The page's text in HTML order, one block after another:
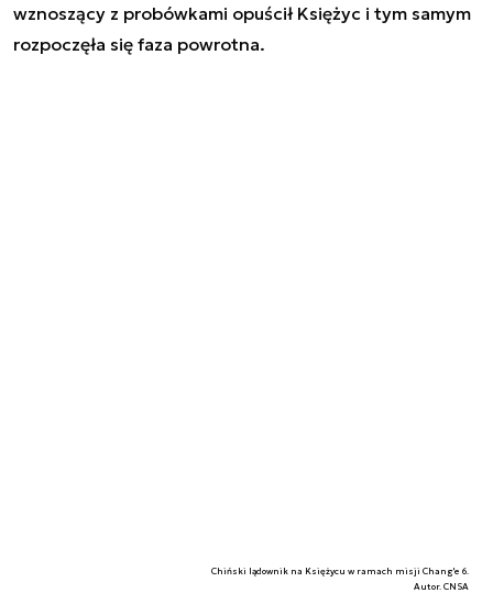
wznoszący z probówkami opuścił Księżyc i tym samym
rozpoczęła się faza powrotna.
Chiński lądownik na Księżycu w ramach misji Chang'e 6.
Autor. CNSA